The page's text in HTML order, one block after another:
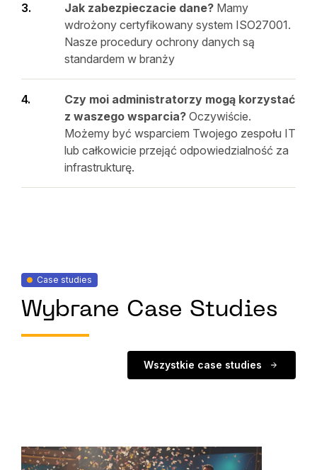
Jak zabezpieczacie dane? Mamy
wdrożony certyfikowany system ISO27001.
Nasze procedury ochrony danych są
standardem w branży
Czy moi administratorzy mogą korzystać
z waszego wsparcia? Oczywiście.
Możemy być wsparciem Twojego zespołu IT
lub całkowicie przejąć odpowiedzialność za
infrastrukturę.
Case studies
Wybrane Case Studies
Wszystkie case studies